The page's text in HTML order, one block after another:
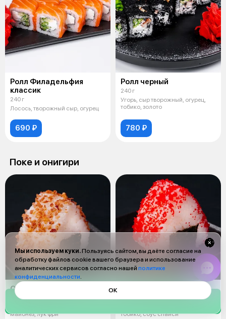
Ролл Филадельфия
классик
240 г
Лосось, творожный сыр, огурец
690 ₽
Ролл черный
240 г
Угорь, сыр творожный, огурец,
тобико, золото
780 ₽
Поке и онигири
Онигири краб
130 г
майонез, лук фри
тобико, соус спайси
Мы используем куки.Пользуясь сайтом, вы даёте согласие на
обработку файлов cookie вашего браузера и использование
аналитических сервисов согласно нашей политике
конфиденциальности.
ОК